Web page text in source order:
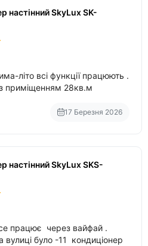
настінний SkyLux SK-
літо всі функції працюють .
з приміщенням 28кв.м
17 Березня 2026
настінний SkyLux SKS-
працює через вайфай .
було -11 кондиціонер